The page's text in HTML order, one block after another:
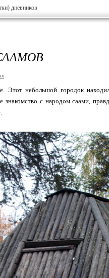
дневников
Этот небольшой городок
с народом саами,